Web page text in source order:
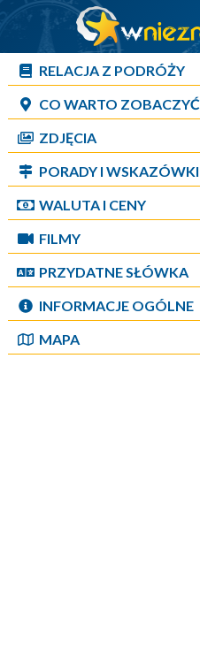
RELACJA Z PODRÓŻY
CO WARTO ZOBACZYĆ
ZDJĘCIA
PORADY I WSKAZÓWKI
WALUTA I CENY
FILMY
PRZYDATNE SŁÓWKA
INFORMACJE OGÓLNE
MAPA